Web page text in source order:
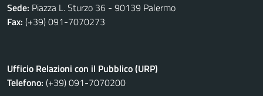
Sede: Piazza L. Sturzo 36 - 90139 Palermo
Fax: (+39) 091-7070273
Ufficio Relazioni con il Pubblico (URP)
Telefono: (+39) 091-7070200